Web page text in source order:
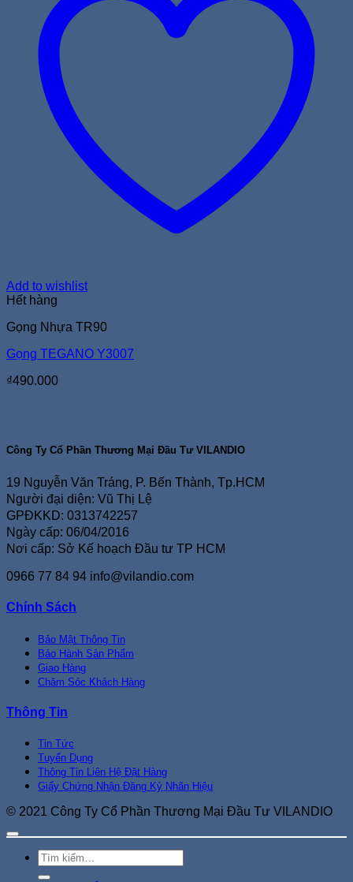
Add to wishlist
Hết hàng
Gọng Nhựa TR90
Gọng TEGANO Y3007
₫490.000
Công Ty Cổ Phần Thương Mại Đầu Tư VILANDIO
19 Nguyễn Văn Tráng, P. Bến Thành, Tp.HCM
Người đại diện: Vũ Thị Lệ
GPĐKKD: 0313742257
Ngày cấp: 06/04/2016
Nơi cấp: Sở Kế hoạch Đầu tư TP HCM
0966 77 84 94 info@vilandio.com
Chính Sách
Bảo Mật Thông Tin
Bảo Hành Sản Phẩm
Giao Hàng
Chăm Sóc Khách Hàng
Thông Tin
Tin Tức
Tuyển Dụng
Thông Tin Liên Hệ Đặt Hàng
Giấy Chứng Nhận Đăng Ký Nhãn Hiệu
© 2021 Công Ty Cổ Phần Thương Mại Đầu Tư VILANDIO
Tìm
kiếm: